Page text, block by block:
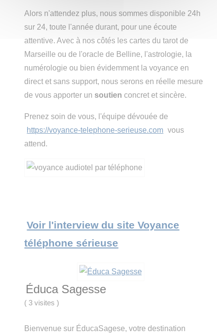
Alors n'attendez plus, nous sommes disponible 24h
sur 24, toute l'année durant, pour une écoute
attentive. Avec à nos côtés les cartes du tarot de
Marseille ou de l'oracle de Belline, l'astrologie, la
numérologie ou bien évidemment la voyance en
direct et sans support, nous serons en réelle mesure
de vous apporter un soutien concret et sincère.
Prenez soin de vous, l'équipe dévouée de
https://voyance-telephone-serieuse.com vous
attend.
Voir l'interview du site Voyance
téléphone sérieuse
Éduca Sagesse
( 3 visites)
Bienvenue sur ÉducaSagese, votre destination